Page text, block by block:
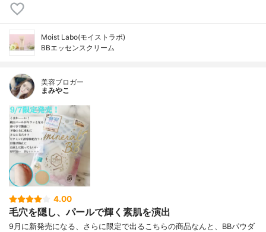
Moist Labo(モイストラボ)
BBエッセンスクリーム
美容ブロガー
まみやこ
4.00
毛穴を隠し、パールで輝く素肌を演出
9月に新発売になる、さらに限定で出るこちらの商品なんと、BBパウダ